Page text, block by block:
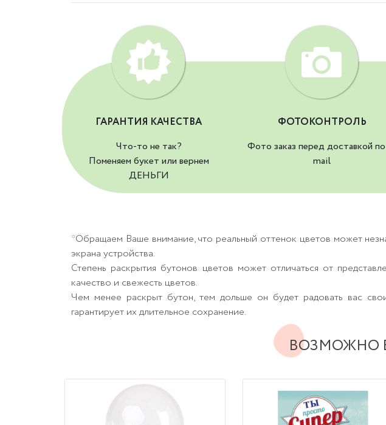
ГАРАНТИЯ КАЧЕСТВА
Что-то не так?
Поменяем букет или вернем
ДЕНЬГИ
ФОТОКОНТРОЛЬ
Фото заказ перед доставкой
mail
*Обращаем Ваше внимание, что реальный оттенок цветов может
экрана устройства.
Степень раскрытия бутонов цветов может отличаться от
качество и свежесть цветов.
Чем менее раскрыт бутон, тем дольше он будет радовать вас
гарантирует их длительное сохранение.
ВОЗМОЖНО